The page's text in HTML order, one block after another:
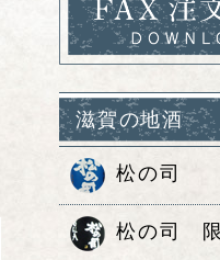
滋賀の地酒
松の司
松の司